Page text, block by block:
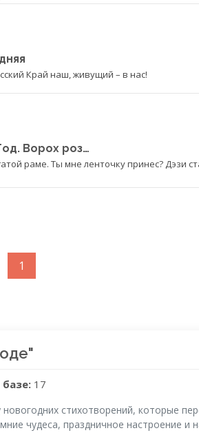
Край наш, живущий – в нас!
Ворох роз…
раме. Ты мне ленточку принес? Дэзи
1
17
стихотворений, которые
чудеса, праздничное настроение и